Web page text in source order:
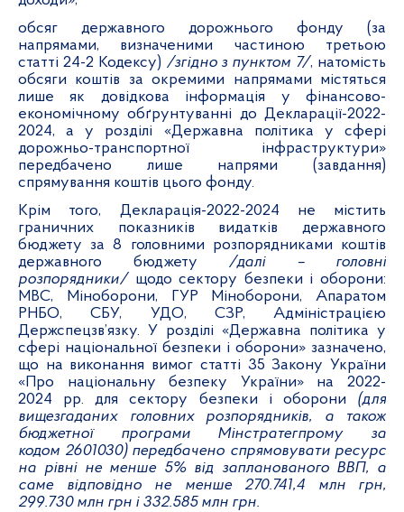
обсяг державного дорожнього фонду (за
напрямами, визначеними частиною третьою
статті 24-2 Кодексу) /згідно з пунктом 7/, натомість
обсяги коштів за окремими напрямами містяться
лише як довідкова інформація у фінансово-
економічному обґрунтуванні до Декларації-2022-
2024, а у розділі «Державна політика у сфері
дорожньо-транспортної інфраструктури»
передбачено лише напрями (завдання)
спрямування коштів цього фонду.
Крім того, Декларація-2022-2024 не містить
граничних показників видатків державного
бюджету за 8 головними розпорядниками коштів
державного бюджету /далі – головні
розпорядники/щодо сектору безпеки і оборони:
МВС, Міноборони, ГУР Міноборони, Апаратом
РНБО, СБУ, УДО, СЗР, Адміністрацією
Держспецзв’язку. У розділі «Державна політика у
сфері національної безпеки і оборони» зазначено,
що на виконання вимог статті 35 Закону України
«Про національну безпеку України» на 2022-
2024 рр. для сектору безпеки і оборони (для
вищезгаданих головних розпорядників, а також
бюджетної програми Мінстратегпрому за
кодом 2601030) передбачено спрямовувати ресурс
на рівні не менше 5% від запланованого ВВП, а
саме відповідно не менше 270.741,4 млн грн,
299.730 млн грн і 332.585 млн грн.